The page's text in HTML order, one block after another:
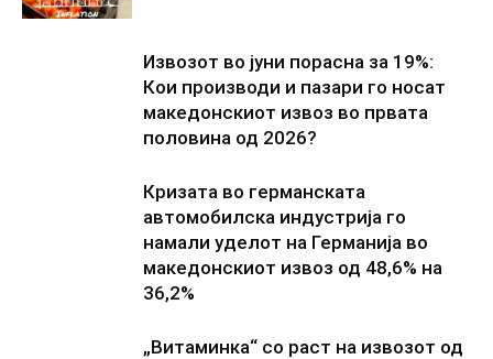
Извозот во јуни порасна за 19%:
Кои производи и пазари го носат
македонскиот извоз во првата
половина од 2026?
Кризата во германската
автомобилска индустрија го
намали уделот на Германија во
македонскиот извоз од 48,6% на
36,2%
„Витаминка“ со раст на извозот од